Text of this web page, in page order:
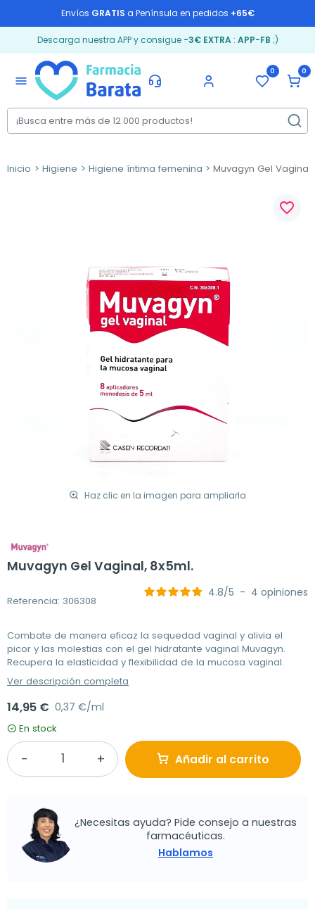
Envíos GRATIS a Península en pedidos +65€
Descarga nuestra APP y consigue -3€ EXTRA: APP-FB ;)
menu
0 0
Inicio Higiene Higiene íntima femenina Muvagyn Gel Vaginal,
Haz clic en la imagen para ampliarla
favorite_border
Muvagyn Gel Vaginal, 8x5ml.
Referencia: 306308
4.8/5 - 4 opiniones
Combate de manera eficaz la sequedad vaginal y alivia el
picor y las molestias con el gel hidratante vaginal Muvagyn.
Recupera la elasticidad y flexibilidad de la mucosa vaginal.
Ver descripción completa
14,95 € 0,37 €/ml
En stock
Añadir al carrito
¿Necesitas ayuda? Pide consejo a nuestras
farmacéuticas.
Hablamos